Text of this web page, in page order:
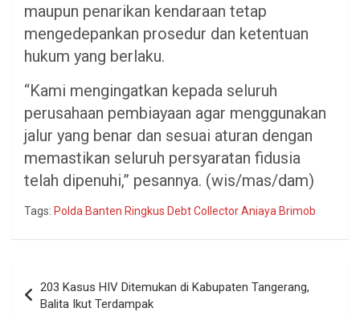
maupun penarikan kendaraan tetap
mengedepankan prosedur dan ketentuan
hukum yang berlaku.
“Kami mengingatkan kepada seluruh
perusahaan pembiayaan agar menggunakan
jalur yang benar dan sesuai aturan dengan
memastikan seluruh persyaratan fidusia
telah dipenuhi,” pesannya. (wis/mas/dam)
Tags: Polda Banten Ringkus Debt Collector Aniaya Brimob
pos
203 Kasus HIV Ditemukan di Kabupaten Tangerang,
Balita Ikut Terdampak